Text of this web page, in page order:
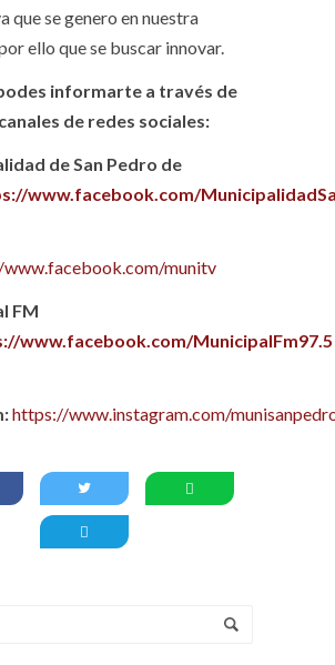
que se genero en nuestra
ello que se buscar innovar.
informarte a través de
de redes sociales:
de San Pedro de
www.facebook.com/
munitv
FM
www.facebook.com/MunicipalFm97.5
https://www.instagram.com/